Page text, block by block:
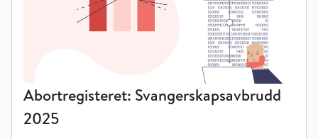
Abortregisteret: Svangerskapsavbrudd
2025